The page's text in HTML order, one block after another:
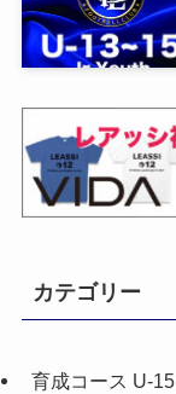
カテゴリー
育成コース U-15